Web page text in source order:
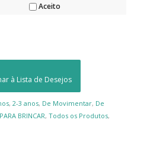
Aceito
à Lista de Desejos
, 2-3 anos, De Movimentar, De
PARA BRINCAR, Todos os Produtos,